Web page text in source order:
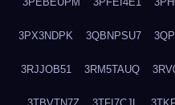
3PX3NDPK 3QBNPSU7
3RJJOB51 3RM5TAUQ